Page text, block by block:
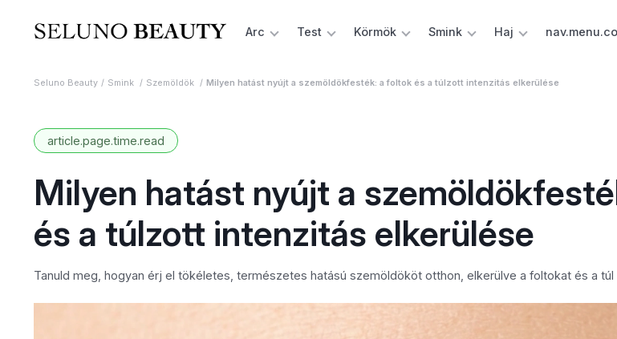
Arc Test Körmök Smink Haj
Seluno Beauty Smink Szemöldök Milyen hatást nyújt a szemöldökfesték: a foltok és a túlzott intenzitás elkerülése
article.page.time.read
Milyen hatást nyújt a
és a túlzott intenzitás elkerülése
Tanuld meg, hogyan érj el tökéletes, természetes hatású szemöldököt otthon, elkerülve a foltokat és a